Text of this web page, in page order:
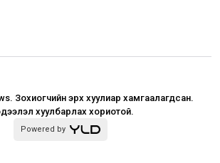
Зохиогчийн эрх хуулиар хамгаалагдсан.
хуулбарлах хориотой.
Powered by